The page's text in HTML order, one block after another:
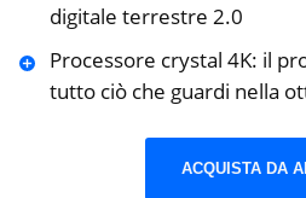
digitale terrestre 2.0
Processore crystal 4K: il
tutto ciò che guardi nella
ACQUISTA DA